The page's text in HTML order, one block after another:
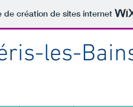
de création de sites internet
les-